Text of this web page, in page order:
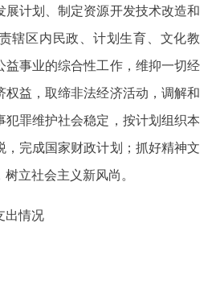
展计划、制定资源开发技术改造和
辖区内民政、计划生育、文化教
事业的综合性工作，维抑一切经
益，取缔非法经济活动，调解和
罪维护社会稳定，按计划组织本
完成国家财政计划；抓好精神文
立社会主义新风尚。
出情况